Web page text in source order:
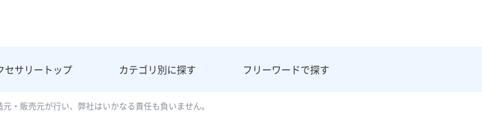
セサリー トップ カテゴリ別に探す フリーワードで探す
・販売元が行い、弊社はいかなる責任も負いません。